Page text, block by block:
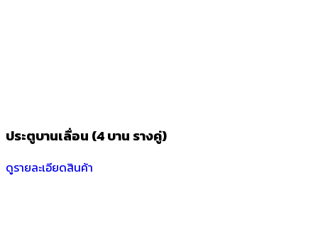
ประตูบานเลื่อน (4 บาน รางคู่)
ดูรายละเอียดสินค้า